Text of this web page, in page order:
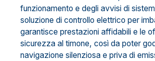
funzionamento e degli avvisi di
soluzione di controllo elettrico per
garantisce prestazioni affidabili e le
sicurezza al timone, così da poter
navigazione silenziosa e priva di